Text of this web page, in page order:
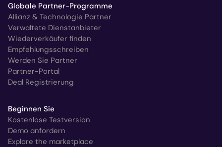
Globale Partner-Programme
Allianz & Technologie Partner
Verwaltete Dienstanbieter
Wiederverkäufer finden
Empfehlungsschreiben
Werden Sie Partner
Partner-Portal
Deal Registrierung
Beginnen Sie
Kostenlose Testversion
Demo anfordern
Explore the marketplace